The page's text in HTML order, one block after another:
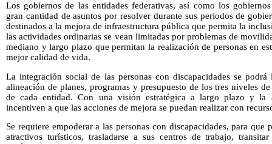
Los gobiernos de las entidades federativas, así como los
gran cantidad de asuntos por resolver durante sus periodos de
destinados a la mejora de infraestructura pública que permita la
las actividades ordinarias se vean limitadas por problemas de
mediano y largo plazo que permitan la realización de personas en
mejor calidad de vida.
La integración social de las personas con discapacidades se
alineación de planes, programas y presupuesto de los tres niveles
de cada entidad. Con una visión estratégica a largo plazo y la
incentiven a que las acciones de mejora se puedan realizar con
Se requiere empoderar a las personas con discapacidades, para
atractivos turísticos, trasladarse a sus centros de trabajo,